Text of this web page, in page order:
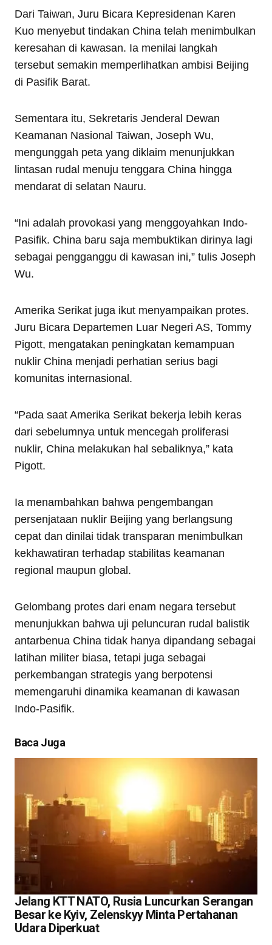
Dari Taiwan, Juru Bicara Kepresidenan Karen
Kuo menyebut tindakan China telah menimbulkan
keresahan di kawasan. Ia menilai langkah
tersebut semakin memperlihatkan ambisi Beijing
di Pasifik Barat.
Sementara itu, Sekretaris Jenderal Dewan
Keamanan Nasional Taiwan, Joseph Wu,
mengunggah peta yang diklaim menunjukkan
lintasan rudal menuju tenggara China hingga
mendarat di selatan Nauru.
“Ini adalah provokasi yang menggoyahkan Indo-
Pasifik. China baru saja membuktikan dirinya lagi
sebagai pengganggu di kawasan ini,” tulis Joseph
Wu.
Amerika Serikat juga ikut menyampaikan protes.
Juru Bicara Departemen Luar Negeri AS, Tommy
Pigott, mengatakan peningkatan kemampuan
nuklir China menjadi perhatian serius bagi
komunitas internasional.
“Pada saat Amerika Serikat bekerja lebih keras
dari sebelumnya untuk mencegah proliferasi
nuklir, China melakukan hal sebaliknya,” kata
Pigott.
Ia menambahkan bahwa pengembangan
persenjataan nuklir Beijing yang berlangsung
cepat dan dinilai tidak transparan menimbulkan
kekhawatiran terhadap stabilitas keamanan
regional maupun global.
Gelombang protes dari enam negara tersebut
menunjukkan bahwa uji peluncuran rudal balistik
antarbenua China tidak hanya dipandang sebagai
latihan militer biasa, tetapi juga sebagai
perkembangan strategis yang berpotensi
memengaruhi dinamika keamanan di kawasan
Indo-Pasifik.
Baca Juga
Jelang KTT NATO, Rusia Luncurkan Serangan
Besar ke Kyiv, Zelenskyy Minta Pertahanan
Udara Diperkuat